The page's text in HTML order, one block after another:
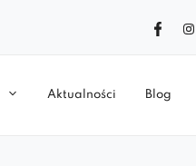
Aktualności Blog